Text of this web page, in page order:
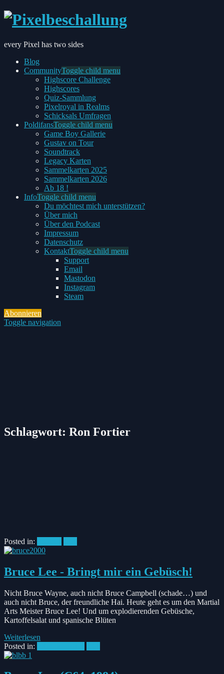
every Pixel has two sides
Blog
CommunityToggle child menu
Highscore Challenge
Highscores
Quiz-Sammlung
Pixelroyal in Realms
Schicksals Umfragen
PoldifansToggle child menu
Game Boy Gallerie
Gustav on Tour
Soundtrack
Legacy Karten
Sammelkarten 2025
Sammelkarten 2026
Ab 18 !
InfoToggle child menu
Du möchtest mich unterstützen?
Über mich
Über den Podcast
Impressum
Datenschutz
KontaktToggle child menu
Support
Email
Mastodon
Instagram
Steam
Abonnieren
Toggle navigation
Schlagwort: Ron Fortier
Posted in:
Bruce Lee - Bringt mir ein Gebüsch!
Nicht Bruce Wayne, auch nicht Bruce Campbell (schade…) und
auch nicht Bruce, der freundliche Hai. Heute geht es um den Martial
Arts Meister Bruce Lee! Und um explodierenden Gebüsche,
Kartoffelsalat und spanische Blüten
Weiterlesen
Posted in: